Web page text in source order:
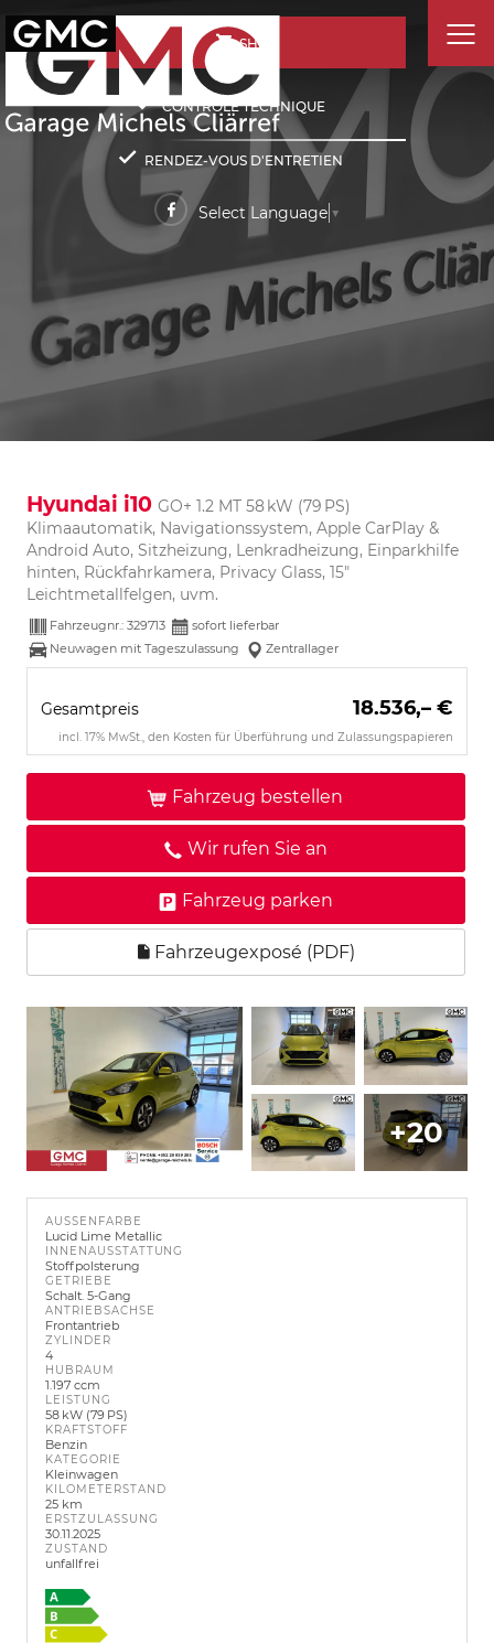
SHOP
CONTRÔLE TECHNIQUE
RENDEZ-VOUS D'ENTRETIEN
Select Language ▼
Hyundai i10 GO+ 1.2 MT 58 kW (79 PS)
Klimaautomatik, Navigationssystem, Apple CarPlay &
Android Auto, Sitzheizung, Lenkradheizung, Einparkhilfe
hinten, Rückfahrkamera, Privacy Glass, 15"
Leichtmetallfelgen, uvm.
Fahrzeugnr.: 329713
sofort lieferbar
Neuwagen mit Tageszulassung
Zentrallager
Gesamtpreis 18.536,– €
incl. 17% MwSt., den Kosten für Überführung und Zulassungspapieren
Fahrzeug bestellen
Wir rufen Sie an
Fahrzeug parken
Fahrzeugexposé (PDF)
+20
AUSSENFARBE
Lucid Lime Metallic
INNENAUSSTATTUNG
Stoffpolsterung
GETRIEBE
Schalt. 5-Gang
ANTRIEBSACHSE
Frontantrieb
ZYLINDER
4
HUBRAUM
1.197 ccm
LEISTUNG
58 kW (79 PS)
KRAFTSTOFF
Benzin
KATEGORIE
Kleinwagen
KILOMETERSTAND
25 km
ERSTZULASSUNG
30.11.2025
ZUSTAND
unfallfrei